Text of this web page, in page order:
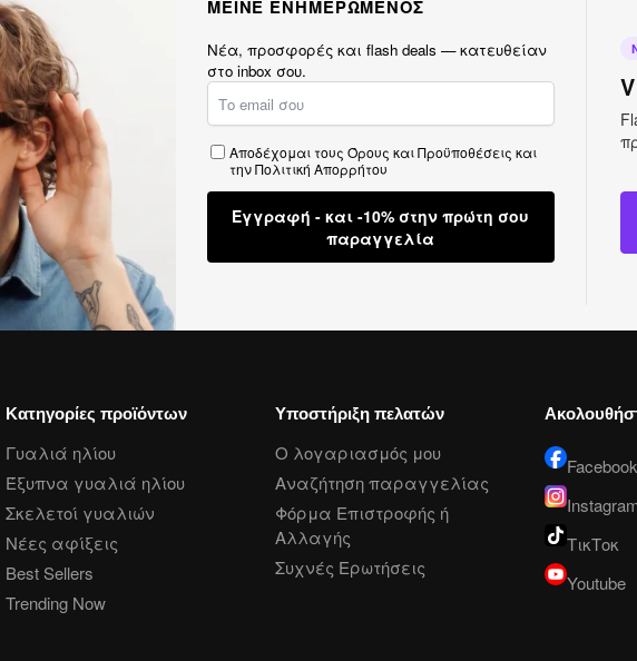
ΜΕΙΝΕ ΕΝΗΜΕΡΩΜΕΝΟΣ
Νέα, προσφορές και flash deals — κατευθείαν
στο inbox σου.
Αποδέχομαι τους Όρους και Προϋποθέσεις και
τηνΠολιτική Απορρήτου
Εγγραφή - και -10% στην πρώτη σου
παραγγελία
Κατηγορίες προϊόντων
Γυαλιά ηλίου
Έξυπνα γυαλιά ηλίου
Σκελετοί γυαλιών
Νέες αφίξεις
Best Sellers
Trending Now
Υποστήριξη πελατών
Ο λογαριασμός μου
Αναζήτηση παραγγελίας
Φόρμα Επιστροφής ή
Αλλαγής
Συχνές Ερωτήσεις
Facebook
ΤικΤοκ
Youtube